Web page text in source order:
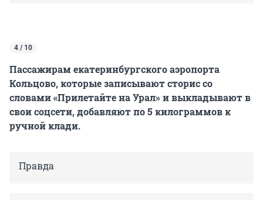
4 / 10
Пассажирам екатеринбургского аэропорта
Кольцово, которые записывают сторис со
словами «Прилетайте на Урал» и выкладывают в
свои соцсети, добавляют по 5 килограммов к
ручной клади.
Правда